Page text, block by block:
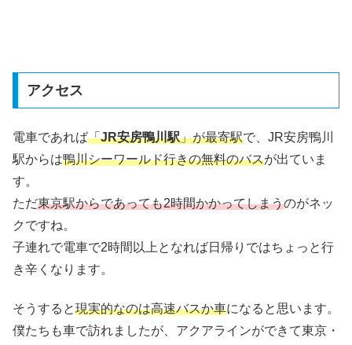
アクセス
電車であれば「JR安房鴨川駅」が最寄駅で、JR安房鴨川
駅からは鴨川シーワールド行きの無料のバスが出ていま
す。
ただ東京駅からであっても2時間かかってしまうのがネッ
クですね。
子連れで電車で2時間以上となれば日帰りではちょっと行
き辛くなります。
そうすると現実的なのは高速バスか車になると思います。
僕たちも車で訪れましたが、アクアラインができて東京・